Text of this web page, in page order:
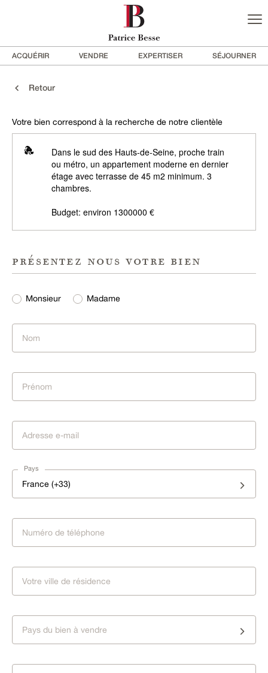
ACQUÉRIR VENDRE EXPERTISER SÉJOURNER
Retour
Votre bien correspond à la recherche de notre clientèle
Dans le sud des Hauts-de-Seine, proche train
ou métro, un appartement moderne en dernier
étage avec terrasse de 45 m2 minimum. 3
chambres.
Budget: environ 1300000 €
présentez nous votre bien
Monsieur Madame
Pays
France (+33)
Pays du bien à vendre